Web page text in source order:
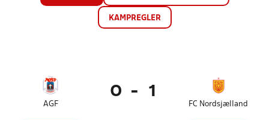
KAMPREGLER
AGF
0 - 1
FC Nordsjælland